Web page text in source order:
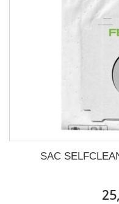
SAC